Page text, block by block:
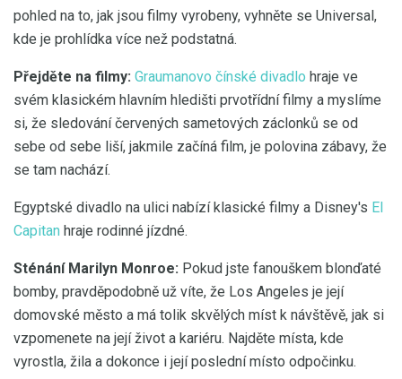
pohled na to, jak jsou filmy vyrobeny, vyhněte se Universal,
kde je prohlídka více než podstatná.
Přejděte na filmy: Graumanovo čínské divadlo hraje ve
svém klasickém hlavním hledišti prvotřídní filmy a myslíme
si, že sledování červených sametových záclonků se od
sebe od sebe liší, jakmile začíná film, je polovina zábavy, že
se tam nachází.
Egyptské divadlo na ulici nabízí klasické filmy a Disney's El
Capitan hraje rodinné jízdné.
Sténání Marilyn Monroe: Pokud jste fanouškem blonďaté
bomby, pravděpodobně už víte, že Los Angeles je její
domovské město a má tolik skvělých míst k návštěvě, jak si
vzpomenete na její život a kariéru. Najděte místa, kde
vyrostla, žila a dokonce i její poslední místo odpočinku.